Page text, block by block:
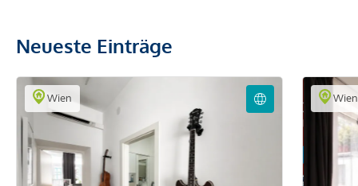
Neueste Einträge
Wien Wien